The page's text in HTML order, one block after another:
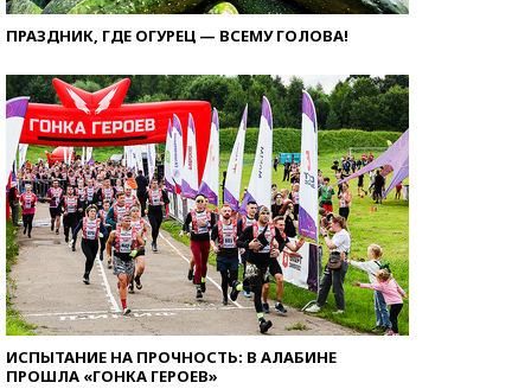
ПРАЗДНИК, ГДЕ ОГУРЕЦ — ВСЕМУ ГОЛОВА!
ИСПЫТАНИЕ НА ПРОЧНОСТЬ: В АЛАБИНЕ
ПРОШЛА «ГОНКА ГЕРОЕВ»